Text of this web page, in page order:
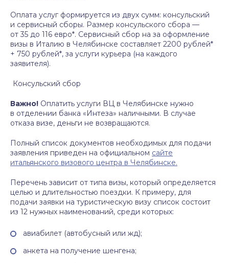
Оплата услуг формируется из двух сумм: консульский
и сервисный сборы. Размер консульского сбора —
от 35 до 116 евро*. Сервисный сбор на за оформление
визы в Италию в Челябинске составляет 2200 рублей*
+ 750 рублей*, за услуги курьера (на каждого
заявителя).
Консульский сбор
Важно! Оплатить услуги ВЦ в Челябинске нужно
в отделении банка «Интеза» наличными. В случае
отказа визе, деньги не возвращаются.
Полный список документов необходимых для подачи
заявления приведен на официальном сайте
итальянского визового центра в Челябинске.
Перечень зависит от типа визы, который определяется
целью и длительностью поездки. К примеру, для
подачи заявки на туристическую визу список состоит
из 12 нужных наименований, среди которых:
авиабилет (автобусный или жд);
анкета на получение шенгена;